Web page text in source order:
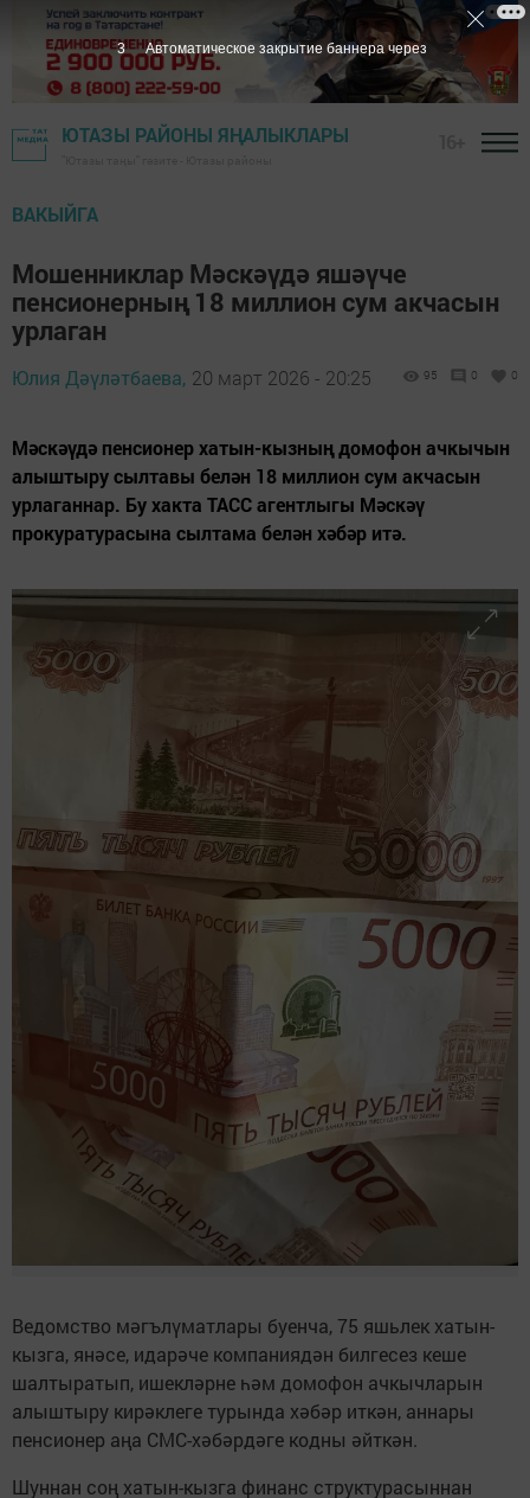
ЮТАЗЫ РАЙОНЫ ЯҢАЛЫКЛАРЫ
ВАКЫЙГА
Мошенниклар Мәскәүдә яшәүче
пенсионерның 18 миллион сум акчасын
урлаган
Юлия Дәүләтбаева, 20 март 2026 - 20:25 95 0 0
Мәскәүдә пенсионер хатын-кызның домофон ачкычын
алыштыру сылтавы белән 18 миллион сум акчасын
урлаганнар. Бу хакта ТАСС агентлыгы Мәскәү
прокуратурасына сылтама белән хәбәр итә.
Ведомство мәгълүматлары буенча, 75 яшьлек хатын-
кызга, янәсе, идарәче компаниядән билгесез кеше
шалтыратып, ишекләрне һәм домофон ачкычларын
алыштыру кирәклеге турында хәбәр иткән, аннары
пенсионер аңа СМС-хәбәрдәге кодны әйткән.
Шуннан соң хатын-кызга финанс структурасыннан
2 Автоматическое закрытие баннера через